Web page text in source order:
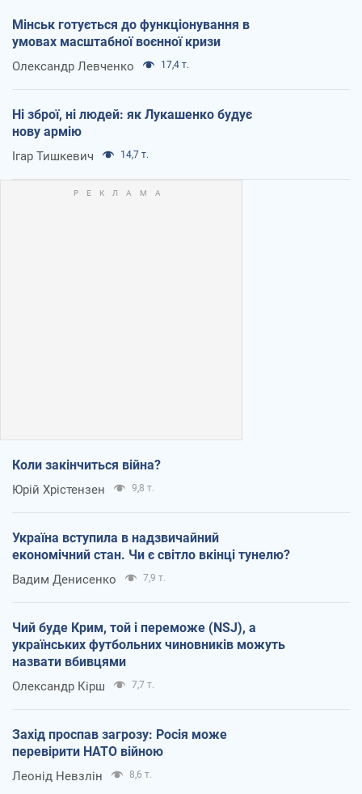
Мінськ готується до функціонування в
умовах масштабної воєнної кризи
Олександр Левченко 17,4 т.
Ні зброї, ні людей: як Лукашенко будує
нову армію
Ігар Тишкевич 14,7 т.
Коли закінчиться війна?
Юрій Хрістензен 9,8 т.
Україна вступила в надзвичайний
економічний стан. Чи є світло вкінці тунелю?
Вадим Денисенко 7,9 т.
Чий буде Крим, той і переможе (NSJ), а
українських футбольних чиновників можуть
назвати вбивцями
Олександр Кірш 7,7 т.
Захід проспав загрозу: Росія може
перевірити НАТО війною
Леонід Невзлін 8,6 т.